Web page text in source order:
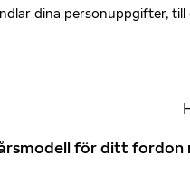
dina personuppgifter,
för ditt fordon